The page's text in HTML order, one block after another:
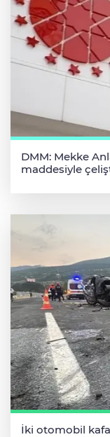
DMM: Mekke
maddesiyle
İki otomobil kafa